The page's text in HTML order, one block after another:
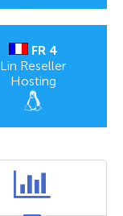
FR 4
Lin Reseller
Hosting